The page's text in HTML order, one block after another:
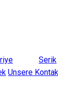
Serik
Unsere